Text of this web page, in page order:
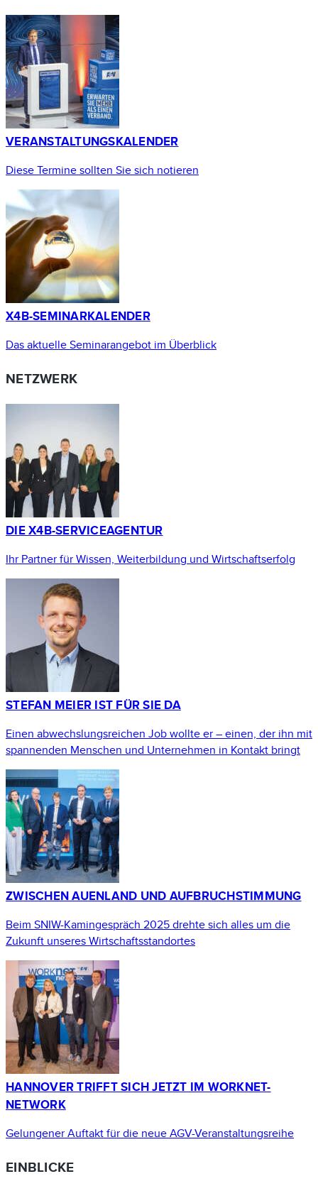
VERANSTALTUNGSKALENDER
Diese Termine sollten Sie sich notieren
X4B-SEMINARKALENDER
Das aktuelle Seminarangebot im Überblick
NETZWERK
DIE X4B-SERVICEAGENTUR
Ihr Partner für Wissen, Weiterbildung und Wirtschaftserfolg
STEFAN MEIER IST FÜR SIE DA
Einen abwechslungsreichen Job wollte er – einen, der ihn mit
spannenden Menschen und Unternehmen in Kontakt bringt
ZWISCHEN AUENLAND UND AUFBRUCHSTIMMUNG
Beim SNIW-Kamingespräch 2025 drehte sich alles um die
Zukunft unseres Wirtschaftsstandortes
HANNOVER TRIFFT SICH JETZT IM WORKNET-
NETWORK
Gelungener Auftakt für die neue AGV-Veranstaltungsreihe
EINBLICKE